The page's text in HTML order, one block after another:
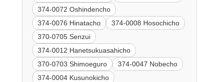
374-0072 Oshindencho
374-0076 Hinatacho
374-0008 Hosochicho
370-0705 Senzui
374-0012 Hanetsukuasahicho
370-0703 Shimoeguro
374-0047 Nobecho
374-0004 Kusunokicho